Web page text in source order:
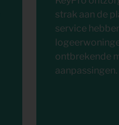
strak aan de
service
ontbrekende
aanpassingen.